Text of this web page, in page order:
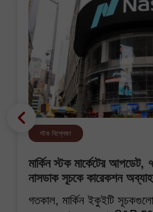
স্টক বিশ্লেষণ
মার্কিন স্টক মার্কেটের
নাসডাক সূচকে কারেকশন
গতকাল, মার্কিন ইকুইটি